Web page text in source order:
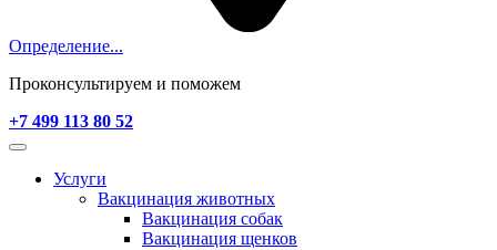
Определение...
Проконсультируем и поможем
+7 499 113 80 52
Услуги
Вакцинация животных
Вакцинация собак
Вакцинация щенков